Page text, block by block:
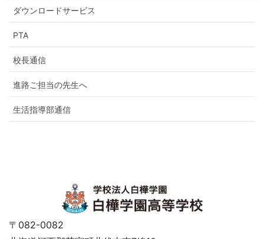
ダウンロードサービス
PTA
校長通信
進路ご担当の先生へ
生活指導部通信
〒082-0082